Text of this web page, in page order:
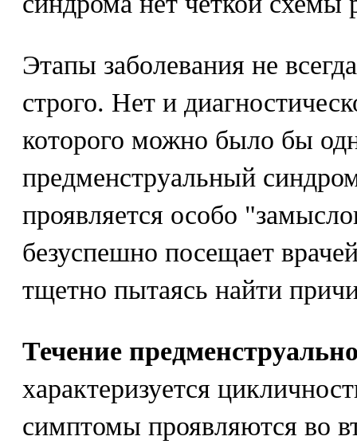
Этапы заболевания не
строго. Нет и
которого можно было бы
предменструальный
проявляется особо
безуспешно посещает
тщетно пытаясь найти
Течение
характеризуется
симптомы проявляются во